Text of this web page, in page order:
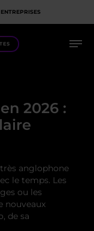
ENTREPRISES
2026 :
anglophone
le temps. Les
ou les
nouveaux
de sa